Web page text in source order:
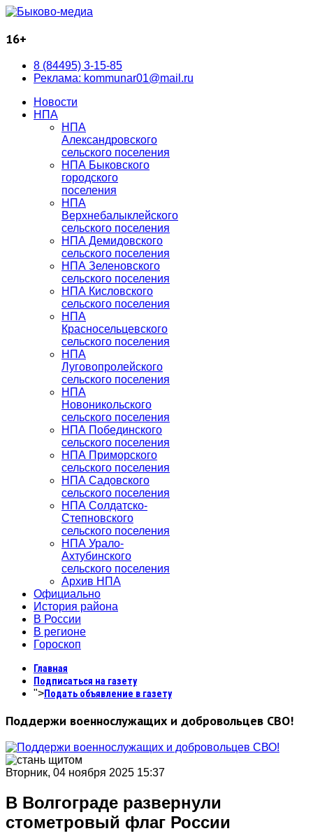
16+
8 (84495) 3-15-85
Реклама: kommunar01@mail.ru
Новости
НПА
НПА
Александровского
сельского поселения
НПА Быковского
городского
поселения
НПА
Верхнебалыклейского
сельского поселения
НПА Демидовского
сельского поселения
НПА Зеленовского
сельского поселения
НПА Кисловского
сельского поселения
НПА
Красносельцевского
сельского поселения
НПА
Луговопролейского
сельского поселения
НПА
Новоникольского
сельского поселения
НПА Побединского
сельского поселения
НПА Приморского
сельского поселения
НПА Садовского
сельского поселения
НПА Солдатско-
Степновского
сельского поселения
НПА Урало-
Ахтубинского
сельского поселения
Архив НПА
Официально
История района
В России
В регионе
Гороскоп
Главная
Подписаться на газету
">Подать объявление в газету
Поддержи военнослужащих и добровольцев СВО!
Вторник, 04 ноября 2025 15:37
В Волгограде развернули
стометровый флаг России